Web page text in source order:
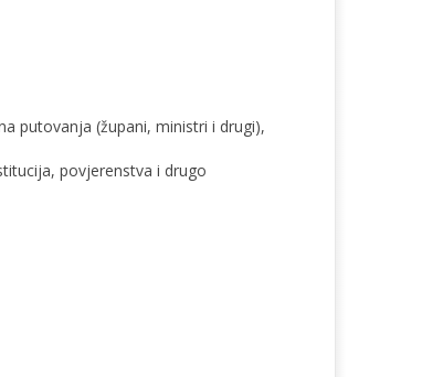
putovanja (župani, ministri i drugi),
povjerenstva i drugo